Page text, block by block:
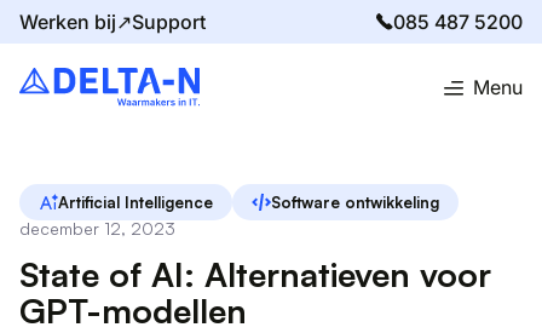
Werken bij↗Support 085 487 5200
Menu
Home Blog State of AI: Alternatieven voor GPT-modellen
Artificial Intelligence Software ontwikkeling
december 12, 2023
State of AI: Alternatieven voor
GPT-modellen